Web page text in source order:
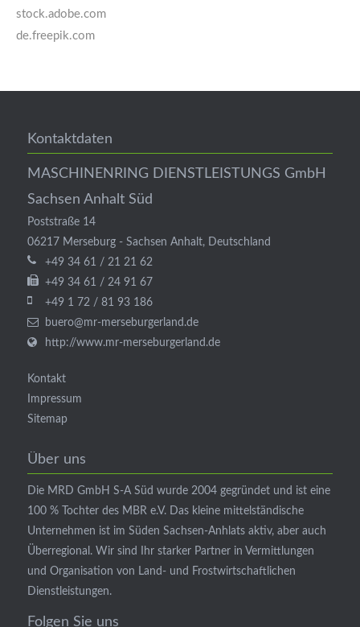
stock.adobe.com
de.freepik.com
Kontaktdaten
MASCHINENRING DIENSTLEISTUNGS GmbH
Sachsen Anhalt Süd
Poststraße 14
06217 Merseburg- Sachsen Anhalt, Deutschland
+49 34 61 / 21 21 62
+49 34 61 / 24 91 67
+49 1 72 / 81 93 186
buero@mr-merseburgerland.de
http://www.mr-merseburgerland.de
Kontakt
Impressum
Sitemap
Über uns
Die MRD GmbH S-A Süd wurde 2004 gegründet und ist eine
100 % Tochter des MBR e.V. Das kleine mittelständische
Unternehmen ist im Süden Sachsen-Anhlats aktiv, aber auch
Überregional. Wir sind Ihr starker Partner in Vermittlungen
und Organisation von Land- und Frostwirtschaftlichen
Dienstleistungen.
Folgen Sie uns